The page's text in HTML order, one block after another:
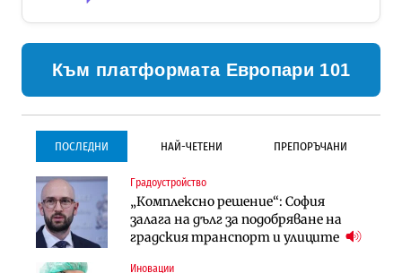
Към платформата Европари 101
ПОСЛЕДНИ НАЙ-ЧЕТЕНИ ПРЕПОРЪЧАНИ
Градоустройство
„Комплексно решение“: София
залага на дълг за подобряване на
градския транспорт и улиците
Иновации
Градоустройство
Столична община избра
изпълнител за преместването на
трамвайното трасе по бул.
Инфраструктура
Проектирането на тунела под
Петрохан ще върви паралелно с
екологичните оценки
Компании